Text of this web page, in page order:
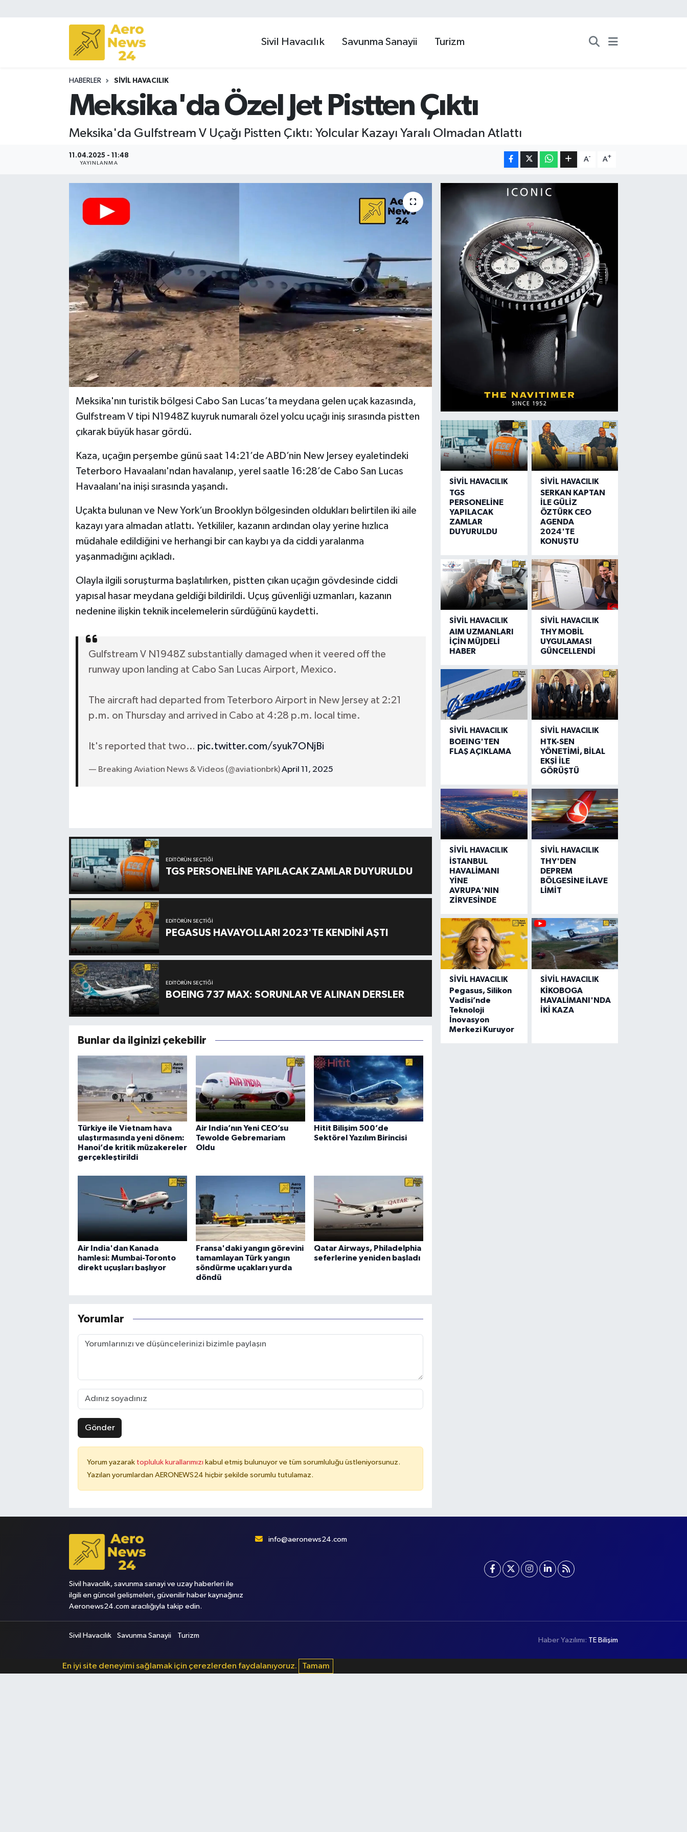
Sivil Havacılık Savunma Sanayii Turizm
HABERLER SIVIL HAVACILIK
Meksika'da Özel Jet Pistten Çıktı
Meksika'da Gulfstream V Uçağı Pistten Çıktı: Yolcular Kazayı Yaralı Olmadan Atlattı
11.04.2025 - 11:48
YAYINLANMA
A- A+
Meksika'nın turistik bölgesi Cabo San Lucas’ta meydana gelen uçak kazasında,
Gulfstream V tipi N1948Z kuyruk numaralı özel yolcu uçağı iniş sırasında pistten
çıkarak büyük hasar gördü.
Kaza, uçağın perşembe günü saat 14:21’de ABD’nin New Jersey eyaletindeki
Teterboro Havaalanı'ndan havalanıp, yerel saatle 16:28’de Cabo San Lucas
Havaalanı'na inişi sırasında yaşandı.
Uçakta bulunan ve New York’un Brooklyn bölgesinden oldukları belirtilen iki aile
kazayı yara almadan atlattı. Yetkililer, kazanın ardından olay yerine hızlıca
müdahale edildiğini ve herhangi bir can kaybı ya da ciddi yaralanma
yaşanmadığını açıkladı.
Olayla ilgili soruşturma başlatılırken, pistten çıkan uçağın gövdesinde ciddi
yapısal hasar meydana geldiği bildirildi. Uçuş güvenliği uzmanları, kazanın
nedenine ilişkin teknik incelemelerin sürdüğünü kaydetti.
Gulfstream V N1948Z substantially damaged when it veered off the
runway upon landing at Cabo San Lucas Airport, Mexico.
The aircraft had departed from Teterboro Airport in New Jersey at 2:21
p.m. on Thursday and arrived in Cabo at 4:28 p.m. local time.
It's reported that two… pic.twitter.com/syuk7ONjBi
— Breaking Aviation News & Videos (@aviationbrk)April 11, 2025
EDITÖRÜN SEÇTIĞI
TGS PERSONELİNE YAPILACAK ZAMLAR DUYURULDU
EDITÖRÜN SEÇTIĞI
PEGASUS HAVAYOLLARI 2023'TE KENDİNİ AŞTI
EDITÖRÜN SEÇTIĞI
BOEING 737 MAX: SORUNLAR VE ALINAN DERSLER
Bunlar da ilginizi çekebilir
Türkiye ile Vietnam hava
ulaştırmasında yeni dönem:
Hanoi’de kritik müzakereler
gerçekleştirildi
Air India’nın Yeni CEO’su
Tewolde Gebremariam
Oldu
Hitit Bilişim 500’de
Sektörel Yazılım Birincisi
Air India'dan Kanada
hamlesi: Mumbai-Toronto
direkt uçuşları başlıyor
Fransa'daki yangın görevini
tamamlayan Türk yangın
söndürme uçakları yurda
döndü
Qatar Airways, Philadelphia
seferlerine yeniden başladı
Yorumlar
Gönder
Yorum yazarak topluluk kurallarımızı kabul etmiş bulunuyor ve tüm sorumluluğu üstleniyorsunuz.
Yazılan yorumlardan AERONEWS24 hiçbir şekilde sorumlu tutulamaz.
SIVIL HAVACILIK
TGS
PERSONELİNE
YAPILACAK
ZAMLAR
DUYURULDU
SIVIL HAVACILIK
SERKAN KAPTAN
İLE GÜLİZ
ÖZTÜRK CEO
AGENDA
2024'TE
KONUŞTU
SIVIL HAVACILIK
AIM UZMANLARI
İÇİN MÜJDELİ
HABER
SIVIL HAVACILIK
THY MOBİL
UYGULAMASI
GÜNCELLENDİ
SIVIL HAVACILIK
BOEING'TEN
FLAŞ AÇIKLAMA
SIVIL HAVACILIK
HTK-SEN
YÖNETİMİ, BİLAL
EKŞİ İLE
GÖRÜŞTÜ
SIVIL HAVACILIK
İSTANBUL
HAVALİMANI
YİNE
AVRUPA'NIN
ZİRVESİNDE
SIVIL HAVACILIK
THY'DEN
DEPREM
BÖLGESİNE İLAVE
LİMİT
SIVIL HAVACILIK
Pegasus, Silikon
Vadisi’nde
Teknoloji
İnovasyon
Merkezi Kuruyor
SIVIL HAVACILIK
KİKOBOGA
HAVALİMANI'NDA
İKİ KAZA
Sivil havacılık, savunma sanayi ve uzay haberleri ile
ilgili en güncel gelişmeleri, güvenilir haber kaynağınız
Aeronews24.com aracılığıyla takip edin.
info@aeronews24.com
Sivil Havacılık Savunma Sanayii Turizm
Haber Yazılımı: TE Bilişim
En iyi site deneyimi sağlamak için çerezlerden faydalanıyoruz. Tamam
Sivil Havacılık